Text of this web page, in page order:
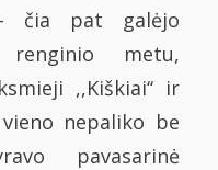
čia pat galėjo
metu,
,,Kiškiai‘‘ ir
vieno nepaliko be
pavasarinė